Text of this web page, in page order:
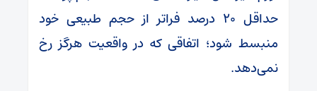
حداقل ۲۰ درصد فراتر از حجم طبیعی خود
منبسط شود؛ اتفاقی که در واقعیت هرگز رخ
نمی‌دهد.